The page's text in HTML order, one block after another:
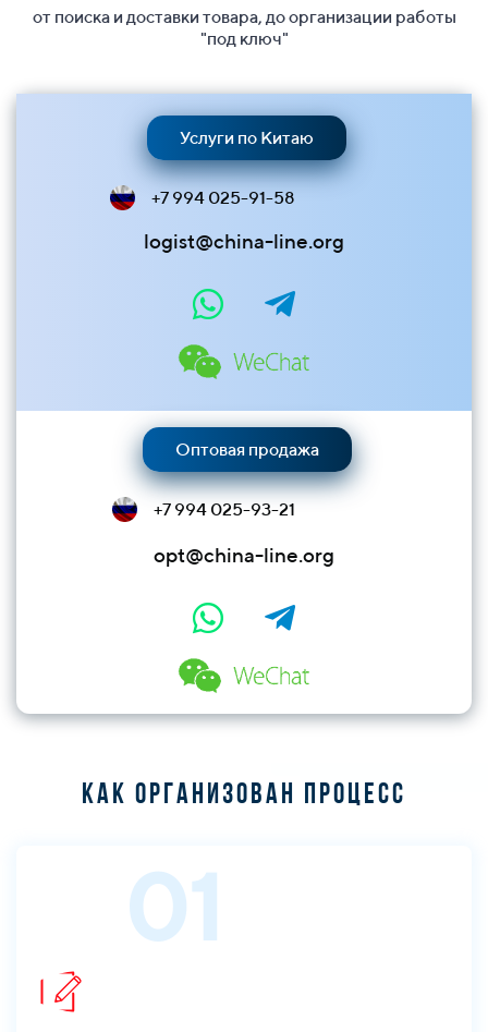
от поиска и доставки товара, до организации работы
"под ключ"
Услуги по Китаю
+7 994 025-91-58
logist@china-line.org
Оптовая продажа
+7 994 025-93-21
opt@china-line.org
Как организован процесс
01